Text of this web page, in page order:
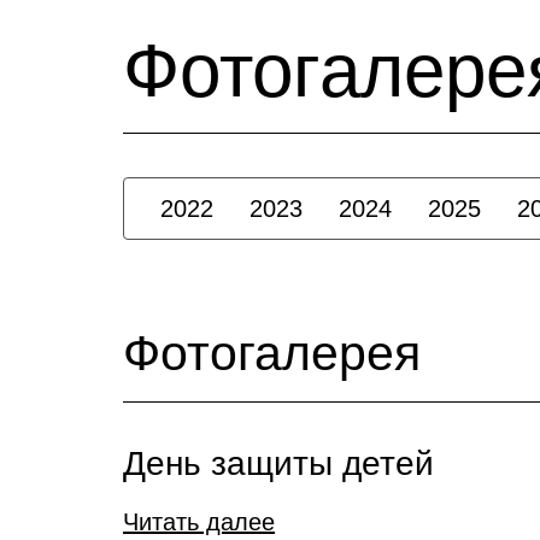
2022 2023 2024 2025
Фотогалерея
День защиты детей
Читать далее